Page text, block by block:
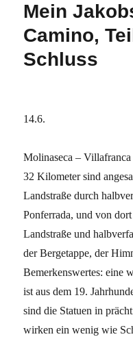
Mein
Camino,
Schluss
14.6.
Molinaseca –
32 Kilometer sind
Landstraße durch
Ponferrada, und von
Landstraße und
der Bergetappe, der
Bemerkenswertes: eine
ist aus dem 19.
sind die Statuen in
wirken ein wenig wie